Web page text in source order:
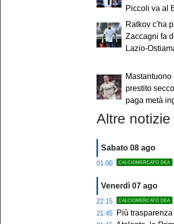
Piccoli va al
Ratkov c'ha
Zaccagni fa
Lazio-
Mastantuono
prestito
paga metà
Altre notizie
Sabato 08 ago
01:00 CALCIOMERCATO DEA
Venerdì 07 ago
22:15 CALCIOMERCATO DEA
21:45 Più trasparenza